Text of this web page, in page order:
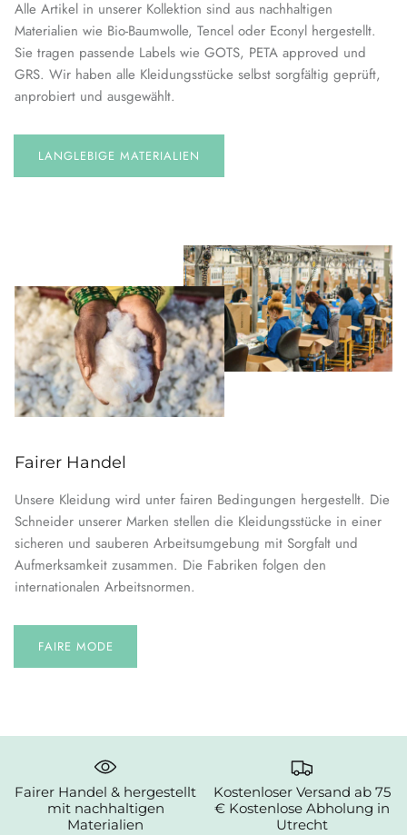
Alle Artikel in unserer Kollektion sind aus nachhaltigen
Materialien wie Bio-Baumwolle, Tencel oder Econyl hergestellt.
Sie tragen passende Labels wie GOTS, PETA approved und
GRS. Wir haben alle Kleidungsstücke selbst sorgfältig geprüft,
anprobiert und ausgewählt.
LANGLEBIGE MATERIALIEN
Fairer Handel
Unsere Kleidung wird unter fairen Bedingungen hergestellt. Die
Schneider unserer Marken stellen die Kleidungsstücke in einer
sicheren und sauberen Arbeitsumgebung mit Sorgfalt und
Aufmerksamkeit zusammen. Die Fabriken folgen den
internationalen Arbeitsnormen.
FAIRE MODE
Fairer Handel & hergestellt
mit nachhaltigen
Materialien
Kostenloser Versand ab 75
€ Kostenlose Abholung in
Utrecht